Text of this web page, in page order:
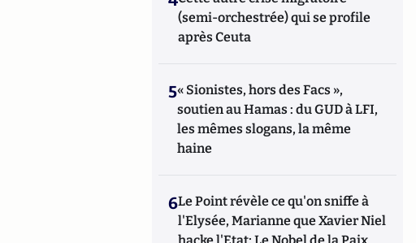
(semi-orchestrée) qui se profile
après Ceuta
5« Sionistes, hors des Facs »,
soutien au Hamas : du GUD à LFI,
les mêmes slogans, la même
haine
6Le Point révèle ce qu'on sniffe à
l'Elysée, Marianne que Xavier Niel